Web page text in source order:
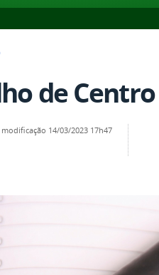
de Centro
14/03/2023 17h47